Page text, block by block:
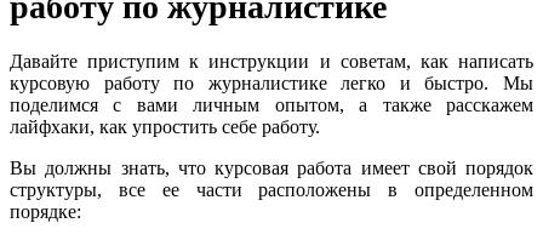
Давайте приступим к инструкции и советам, как написать
курсовую работу по журналистике легко и быстро. Мы
поделимся с вами личным опытом, а также расскажем
лайфхаки, как упростить себе работу.
Вы должны знать, что курсовая работа имеет свой порядок
структуры, все ее части расположены в определенном
порядке: